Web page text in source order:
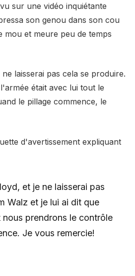
sur une vidéo inquiétante
son genou dans son cou
mou et meure peu de temps
laisserai pas cela se produire.
était avec lui tout le
le pillage commence, le
d'avertissement expliquant
et je ne laisserai pas
Walz et je lui ai dit que
prendrons le contrôle
Je vous remercie!